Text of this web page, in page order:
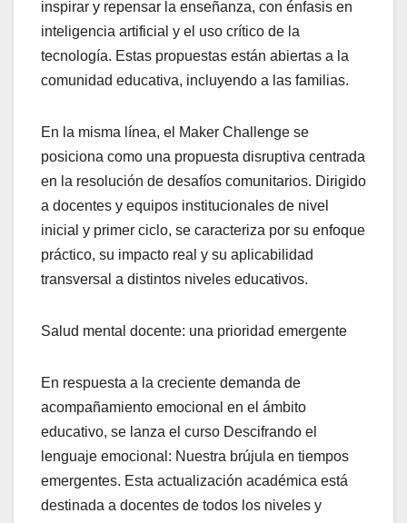
inspirar y repensar la enseñanza, con énfasis en
inteligencia artificial y el uso crítico de la
tecnología. Estas propuestas están abiertas a la
comunidad educativa, incluyendo a las familias.
En la misma línea, el Maker Challenge se
posiciona como una propuesta disruptiva centrada
en la resolución de desafíos comunitarios. Dirigido
a docentes y equipos institucionales de nivel
inicial y primer ciclo, se caracteriza por su enfoque
práctico, su impacto real y su aplicabilidad
transversal a distintos niveles educativos.
Salud mental docente: una prioridad emergente
En respuesta a la creciente demanda de
acompañamiento emocional en el ámbito
educativo, se lanza el curso Descifrando el
lenguaje emocional: Nuestra brújula en tiempos
emergentes. Esta actualización académica está
destinada a docentes de todos los niveles y